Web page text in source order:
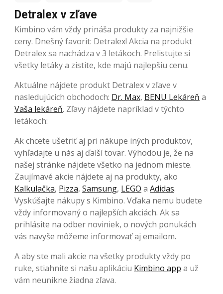
Detralex v zľave
Kimbino vám vždy prináša produkty za najnižšie
ceny. Dnešný favorit: Detralex! Akcia na produkt
Detralex sa nachádza v 3 letákoch. Prelistujte si
všetky letáky a zistite, kde majú najlepšiu cenu.
Aktuálne nájdete produkt Detralex v zľave v
nasledujúcich obchodoch: Dr. Max, BENU Lekáreň a
Vaša lekáreň. Zľavy nájdete napríklad v týchto
letákoch:
Ak chcete ušetriť aj pri nákupe iných produktov,
vyhľadajte u nás aj ďalší tovar. Výhodou je, že na
našej stránke nájdete všetko na jednom mieste.
Zaujímavé akcie nájdete aj na produkty, ako
Kalkulačka, Pizza, Samsung, LEGO a Adidas.
Vyskúšajte nákupy s Kimbino. Vďaka nemu budete
vždy informovaný o najlepších akciách. Ak sa
prihlásite na odber noviniek, o nových ponukách
vás navyše môžeme informovať aj emailom.
A aby ste mali akcie na všetky produkty vždy po
ruke, stiahnite si našu aplikáciu Kimbino app a už
vám neunikne žiadna zľava.